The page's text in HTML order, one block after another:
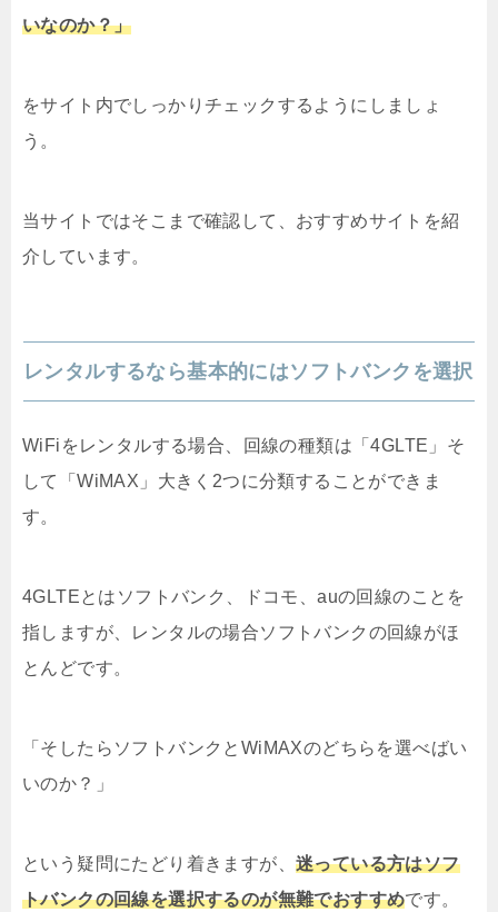
いなのか？」
をサイト内でしっかりチェックするようにしましょ
う。
当サイトではそこまで確認して、おすすめサイトを紹
介しています。
レンタルするなら基本的にはソフトバンクを選択
WiFiをレンタルする場合、回線の種類は「4GLTE」そ
して「WiMAX」大きく2つに分類することができま
す。
4GLTEとはソフトバンク、ドコモ、auの回線のことを
指しますが、レンタルの場合ソフトバンクの回線がほ
とんどです。
「そしたらソフトバンクとWiMAXのどちらを選べばい
いのか？」
という疑問にたどり着きますが、 迷っている方はソフ
トバンクの回線を選択するのが無難でおすすめです。